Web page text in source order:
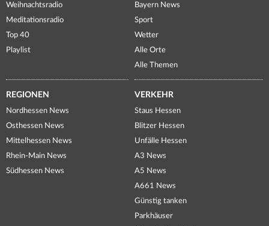
Weihnachtsradio
Meditationsradio
Top 40
Playlist
Bayern News
Sport
Wetter
Alle Orte
Alle Themen
REGIONEN
Nordhessen News
Osthessen News
Mittelhessen News
Rhein-Main News
Südhessen News
VERKEHR
Staus Hessen
Blitzer Hessen
Unfälle Hessen
A3 News
A5 News
A661 News
Günstig tanken
Parkhäuser